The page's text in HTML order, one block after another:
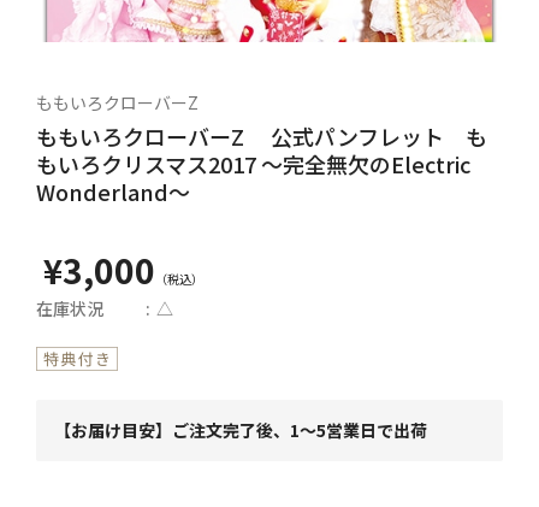
ももいろクローバーZ
ももいろクローバーZ 公式パンフレット も
もいろクリスマス2017 ～完全無欠のElectric
Wonderland～
¥3,000
在庫状況 △
【お届け目安】ご注文完了後、1～5営業日で出荷